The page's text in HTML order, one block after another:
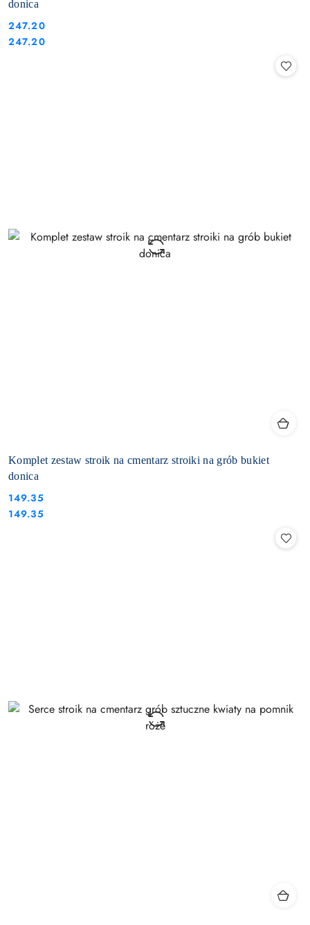
donica
Cena:
247.20
Cena:
247.20
Komplet zestaw stroik na cmentarz stroiki na grób bukiet
donica
Cena:
149.35
Cena:
149.35